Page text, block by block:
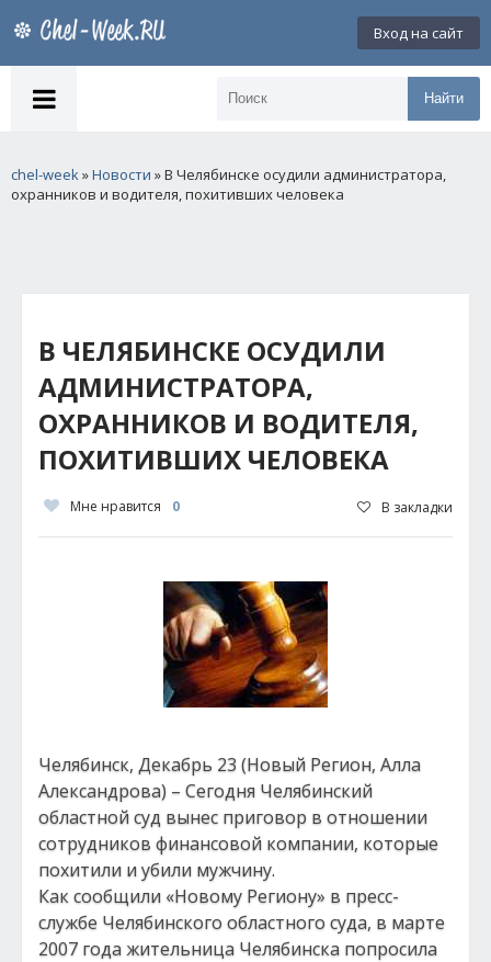
Вход на сайт
Найти
chel-week»Новости » В Челябинске осудили администратора,
охранников и водителя, похитивших человека
В ЧЕЛЯБИНСКЕ ОСУДИЛИ
АДМИНИСТРАТОРА,
ОХРАННИКОВ И ВОДИТЕЛЯ,
ПОХИТИВШИХ ЧЕЛОВЕКА
Мне нравится 0 В закладки
Челябинск, Декабрь 23 (Новый Регион, Алла
Александрова) – Сегодня Челябинский
областной суд вынес приговор в отношении
сотрудников финансовой компании, которые
похитили и убили мужчину.
Как сообщили «Новому Региону» в пресс-
службе Челябинского областного суда, в марте
2007 года жительница Челябинска попросила